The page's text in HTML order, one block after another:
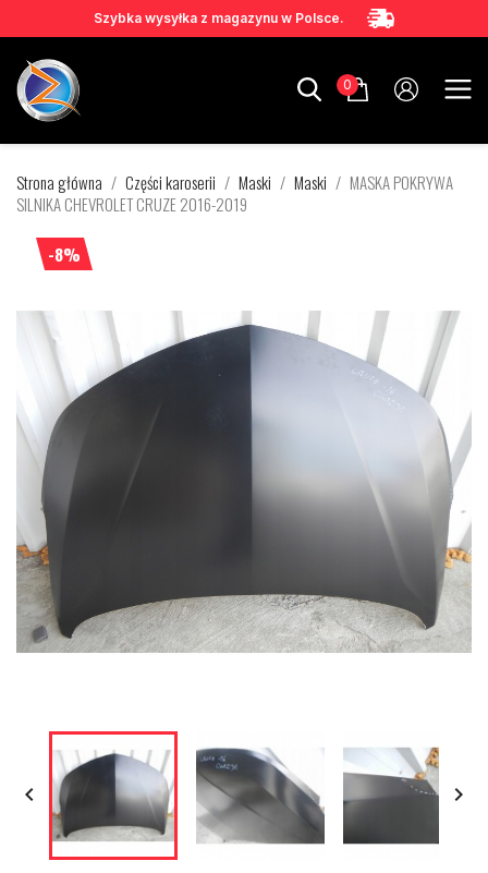
Szybka wysyłka z magazynu w Polsce.
0
Strona główna Części karoserii Maski Maski
MASKA POKRYWA
SILNIKA CHEVROLET CRUZE 2016-2019
-8%
 